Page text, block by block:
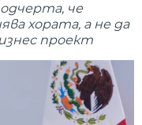
че
хората, а не да
проект